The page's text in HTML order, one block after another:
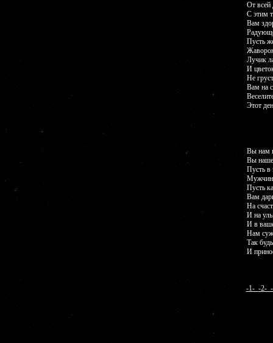
От всей
С этим
Вам
Пусть
Лучик
И
Не
Вам на
Этот
Вы нам
Вы наше
Пусть в
Пусть
Вам
На
И на
И в
Нам
Так
И
-1- -2-